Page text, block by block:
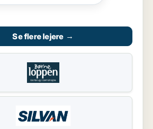
Se flere lejere →